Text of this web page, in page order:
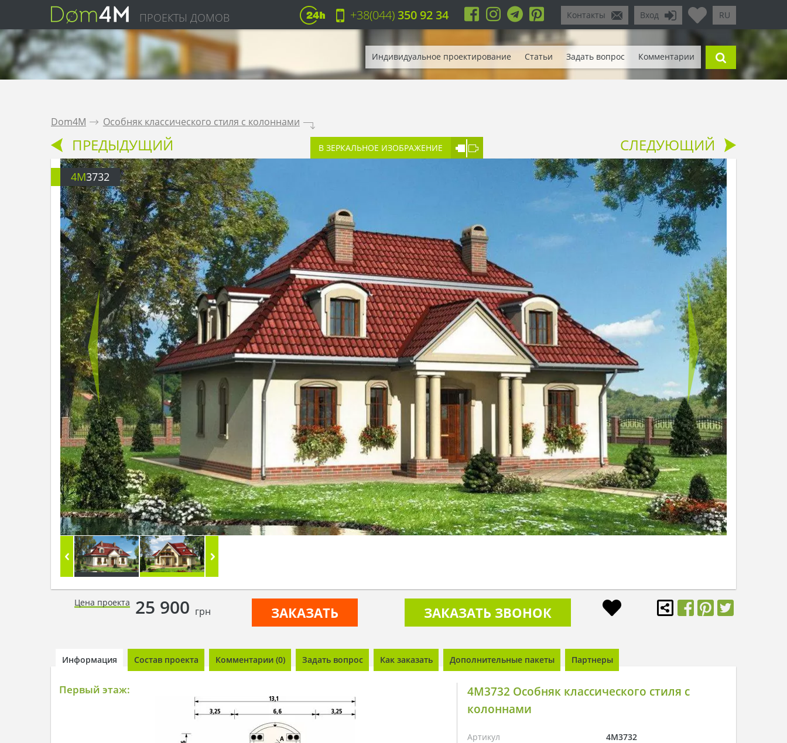
ПРОЕКТЫ ДОМОВ RU
Вход
Контакты
+38(044)350 92 34
Индивидуальное проектирование Статьи Задать вопрос Комментарии
Dom4M . Особняк классического стиля с колоннами .
ПРЕДЫДУЩИЙ В ЗЕРКАЛЬНОЕ ИЗОБРАЖЕНИЕ СЛЕДУЮЩИЙ
4M3732
Цена проекта 25 900 грн ЗАКАЗАТЬ ЗАКАЗАТЬ ЗВОНОК
Информация Состав проекта Комментарии (0) Задать вопрос Как заказать Дополнительные пакеты Партнеры
Первый этаж:
4M3732 Особняк классического стиля с
колоннами
Артикул
4M3732